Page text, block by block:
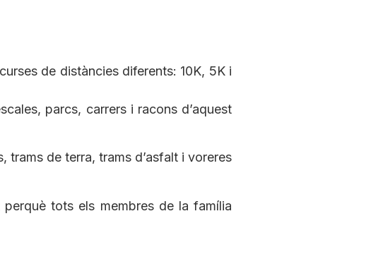
de distàncies diferents: 10K, 5K i
parcs, carrers i racons d’aquest
trams de terra, trams d’asfalt i voreres
tots els membres de la família